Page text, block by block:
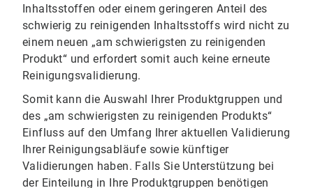
Inhaltsstoffen oder einem geringeren Anteil des
schwierig zu reinigenden Inhaltsstoffs wird nicht zu
einem neuen „am schwierigsten zu reinigenden
Produkt“ und erfordert somit auch keine erneute
Reinigungsvalidierung.
Somit kann die Auswahl Ihrer Produktgruppen und
des „am schwierigsten zu reinigenden Produkts“
Einfluss auf den Umfang Ihrer aktuellen Validierung
Ihrer Reinigungsabläufe sowie künftiger
Validierungen haben. Falls Sie Unterstützung bei
der Einteilung in Ihre Produktgruppen benötigen